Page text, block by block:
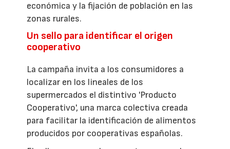
económica y la fijación de población en las
zonas rurales.
Un sello para identificar el origen
cooperativo
La campaña invita a los consumidores a
localizar en los lineales de los
supermercados el distintivo 'Producto
Cooperativo', una marca colectiva creada
para facilitar la identificación de alimentos
producidos por cooperativas españolas.